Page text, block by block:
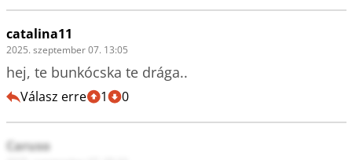
catalina11
2025. szeptember 07. 13:05
hej, te bunkócska te drága..
Válasz erre 1 0
Caruso